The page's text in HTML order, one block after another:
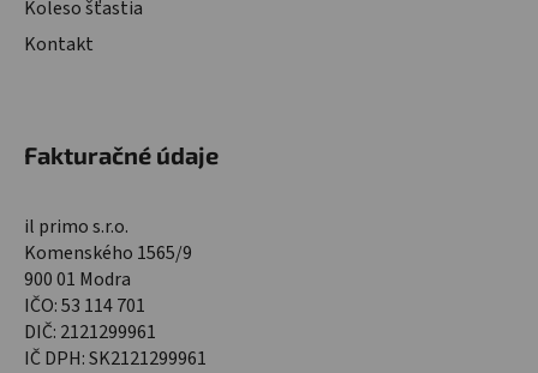
Koleso šťastia
Kontakt
Fakturačné údaje
il primo s.r.o.
Komenského 1565/9
900 01 Modra
IČO: 53 114 701
DIČ: 2121299961
IČ DPH: SK2121299961